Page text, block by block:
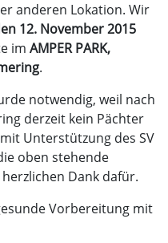
anderen Lokation. Wir
12. November 2015
im AMPER PARK,
.
notwendig, weil nach
derzeit kein Pächter
Unterstützung des SV
oben stehende
Dank dafür.
Vorbereitung mit